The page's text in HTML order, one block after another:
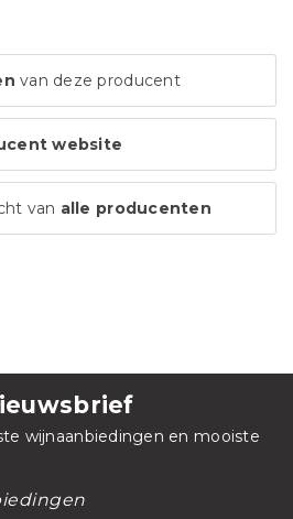
van deze producent
website
van alle producenten
wijnaanbiedingen en mooiste